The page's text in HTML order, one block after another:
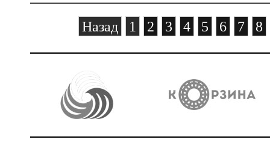
Назад 1 2 3 4 5 6 7 8